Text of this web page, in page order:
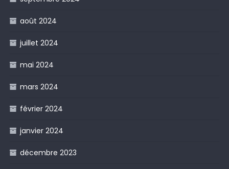
août 2024
juillet 2024
mai 2024
mars 2024
février 2024
janvier 2024
décembre 2023